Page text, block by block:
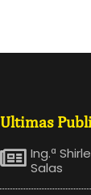
Ultimas
Ing.ª
Salas